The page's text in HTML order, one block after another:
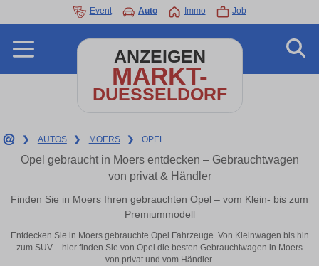
Event Auto Immo Job
ANZEIGEN
MARKT-
DUESSELDORF
❯ AUTOS ❯ MOERS ❯ OPEL
Opel gebraucht in Moers entdecken – Gebrauchtwagen
von privat & Händler
Finden Sie in Moers Ihren gebrauchten Opel – vom Klein- bis zum
Premiummodell
Entdecken Sie in Moers gebrauchte Opel Fahrzeuge. Von Kleinwagen bis hin
zum SUV – hier finden Sie von Opel die besten Gebrauchtwagen in Moers
von privat und vom Händler.